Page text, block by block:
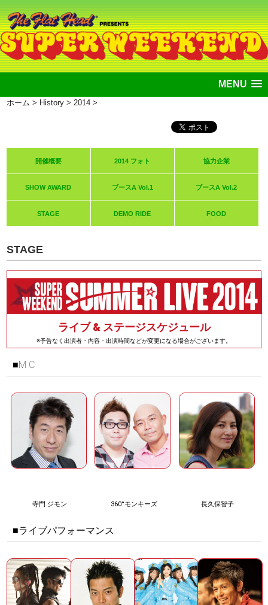
MENU
ホーム > History > 2014 >
開催概要 2014 フォト 協力企業
SHOW AWARD ブースA Vol.1 ブースA Vol.2
STAGE DEMO RIDE FOOD
STAGE
ライブ & ステージスケジュール
※予告なく出演者・内容・出演時間などが変更になる場合がございます。
■M C
寺門 ジモン 360°モンキーズ 長久保智子
■ライブパフォーマンス